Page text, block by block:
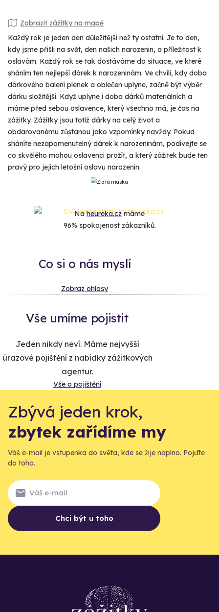
Zobrazit zážitky na mapě
Každý rok je jeden den důležitější než ty ostatní. Je to den,
kdy jsme přišli na svět, den našich narozenin, a příležitost k
oslavám. Každý rok se tak dostáváme do situace, ve které
sháním ten nejlepší dárek k narozeninám. Ve chvíli, kdy doba
dárkového balení plenek a oblečen uplyne, začně být výběr
dárku složitější. Když uplyne i doba dárků materiálních a
máme před sebou oslavence, který všechno má, je čas na
zážitky. Zážitky jsou totiž dárky na celý život a
obdarovanému zůstanou jako vzpomínky navždy. Pokud
sháníte nezapomenutelný dárek k narozeninám, podívejte se
co skvělého mohou oslavenci prožít, a který zážitek bude ten
pravý pro jejich letošní oslavu narozenin.
Naheureka.czmáme
96% spokojenost zákazníků.
Co si o nás myslí
Zobraz ohlasy
Vše umíme pojistit
Jeden nikdy neví. Máme nejvyšší
úrazové pojištění z nabídky zážitkových
agentur.
Vše o pojištění
Zbývá jeden krok,
zbytek zařídíme my
Váš e-mail je vstupenka do světa, kde se žije naplno. Pojďte
do toho.
Chci být u toho